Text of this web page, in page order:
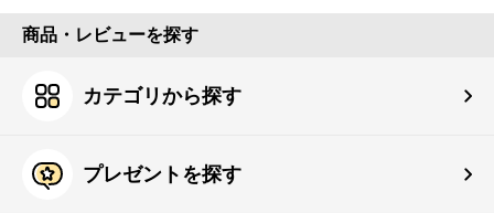
商品・レビューを探す
カテゴリから探す
プレゼントを探す